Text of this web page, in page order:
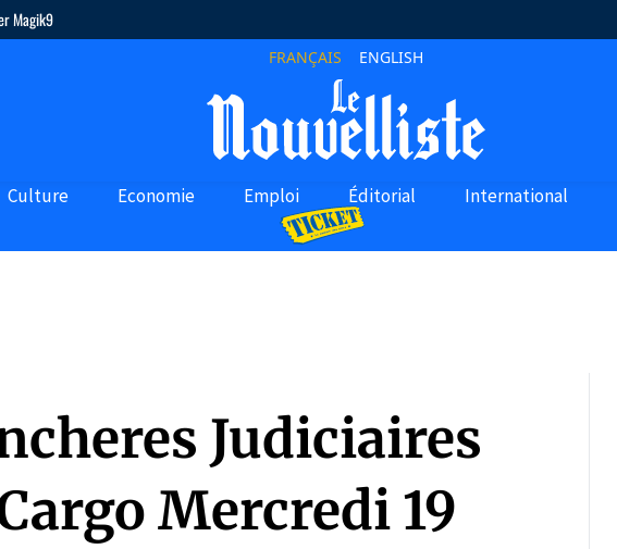
Magik9
FRANÇAIS ENGLISH
Culture Economie Emploi Éditorial International
Judiciaires
Mercredi 19